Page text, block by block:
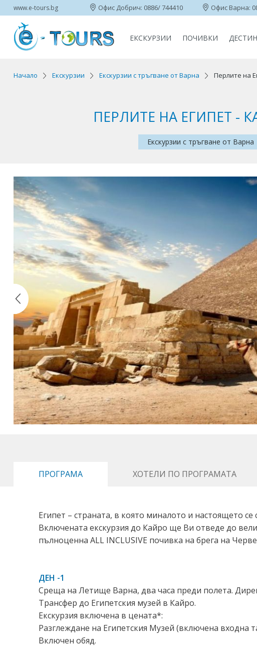
www.e-tours.bg Офис Добрич: 0886/ 744410 Офис Варна:
ЕКСКУРЗИИ ПОЧИВКИ
Начало Екскурзии Екскурзии с тръгване от Варна Перлите на
ПЕРЛИТЕ НА ЕГИПЕТ -
Екскурзии с тръгване от Варна
ПРОГРАМА ХОТЕЛИ ПО ПРОГРАМАТА
Египет – страната, в която миналото и настоящето се
Включената екскурзия до Кайро ще Ви отведе до
пълноценна ALL INCLUSIVE почивка на брега на
ДЕН -1
Среща на Летище Варна, два часа преди полета.
Трансфер до Египетския музей в Кайро.
Екскурзия включена в цената*:
Разглеждане на Египетския Музей (включена входна
Включен обяд.